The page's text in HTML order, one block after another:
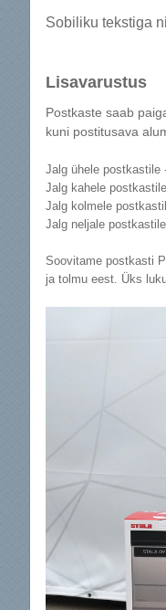
Sobiliku tekstiga
Lisavarustus
Postkaste saab
kuni postitusava
Jalg ühele postkastile
Jalg kahele
Jalg kolmele
Jalg neljale
Soovitame postkasti
ja tolmu eest. Üks